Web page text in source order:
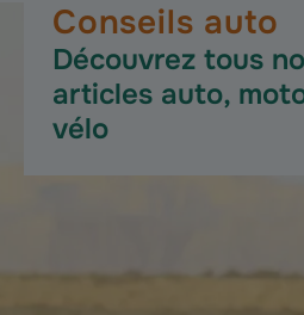
Conseils auto
Découvrez tous
articles auto,
vélo